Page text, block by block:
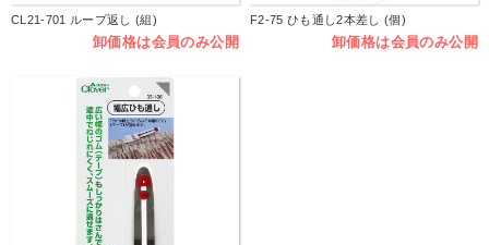
CL21-701 ループ返し (組)
卸価格は会員のみ公開
F2-75 ひも通し2本差し (個)
卸価格は会員のみ公開